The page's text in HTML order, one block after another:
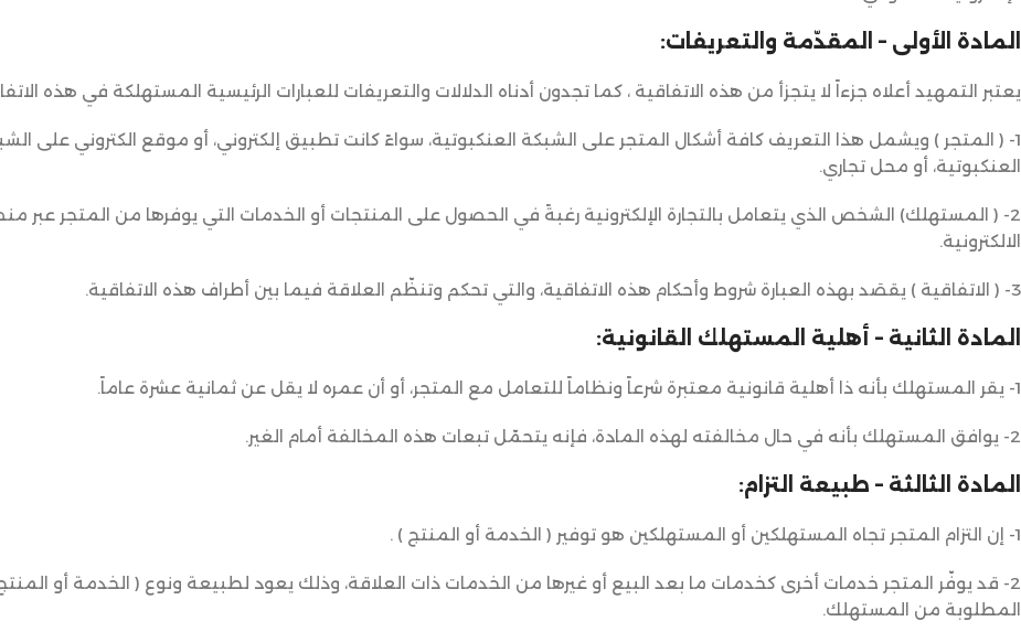
المادة الأولى – المقدّمة والتعريفات:
يعتبر التمهيد أعلاه جزءاً لا يتجزأ من هذه الاتفاقية ، كما تجدون أدناه الدلالات والتعريفات للعبارات الرئيسية المستهلكة في هذه
1- ( المتجر ) ويشمل هذا التعريف كافة أشكال المتجر على الشبكة العنكبوتية، سواءً كانت تطبيق إلكتروني، أو موقع الكتروني على
العنكبوتية، أو محل تجاري.
2- ( المستهلك) الشخص الذي يتعامل بالتجارة الإلكترونية رغبةً في الحصول على المنتجات أو الخدمات التي يوفرها من المتجر عبر
الالكترونية.
3- ( الاتفاقية ) يقصَد بهذه العبارة شروط وأحكام هذه الاتفاقية، والتي تحكم وتنظّم العلاقة فيما بين أطراف هذه الاتفاقية.
المادة الثانية – أهلية المستهلك القانونية:
1- يقر المستهلك بأنه ذا أهلية قانونية معتبرة شرعاً ونظاماً للتعامل مع المتجر، أو أن عمره لا يقل عن ثمانية عشرة عاماً.
2- يوافق المستهلك بأنه في حال مخالفته لهذه المادة، فإنه يتحمّل تبعات هذه المخالفة أمام الغير.
المادة الثالثة – طبيعة التزام:
1- إن التزام المتجر تجاه المستهلكين أو المستهلكين هو توفير ( الخدمة أو المنتج ) .
2- قد يوفّر المتجر خدمات أخرى كخدمات ما بعد البيع أو غيرها من الخدمات ذات العلاقة، وذلك يعود لطبيعة ونوع ( الخدمة أو
المطلوبة من المستهلك.